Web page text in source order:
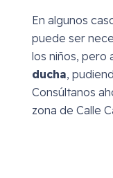
En algunos
puede ser
los niños, pero
ducha,
Consúltanos
zona de Calle